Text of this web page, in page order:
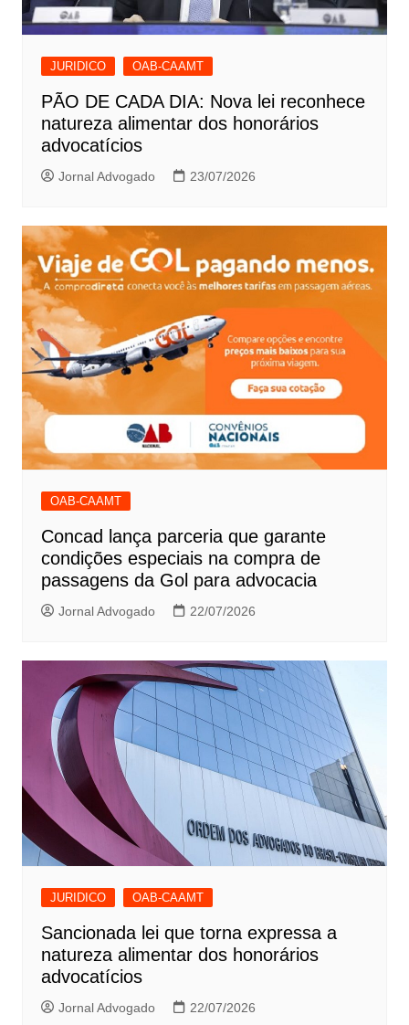
JURIDICO OAB-CAAMT
PÃO DE CADA DIA: Nova lei reconhece
natureza alimentar dos honorários
advocatícios
Jornal Advogado 23/07/2026
OAB-CAAMT
Concad lança parceria que garante
condições especiais na compra de
passagens da Gol para advocacia
Jornal Advogado 22/07/2026
JURIDICO OAB-CAAMT
Sancionada lei que torna expressa a
natureza alimentar dos honorários
advocatícios
Jornal Advogado 22/07/2026